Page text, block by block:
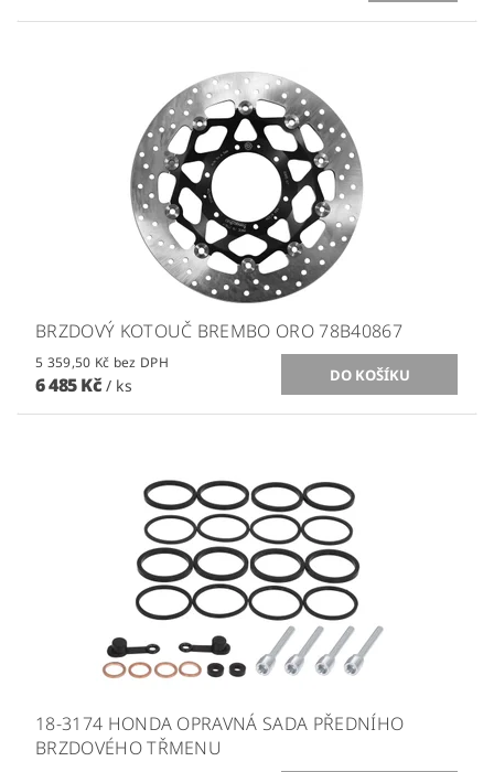
BRZDOVÝ KOTOUČ BREMBO ORO 78B40867
5 359,50 Kč bez DPH
6 485 Kč / ks
18-3174 HONDA OPRAVNÁ SADA PŘEDNÍHO
BRZDOVÉHO TŘMENU